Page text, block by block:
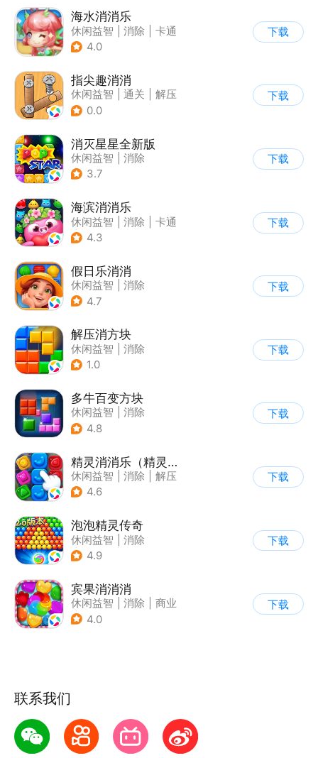
海水消消乐
休闲益智 消除
卡通
4.0
下载
指尖趣消消
休闲益智 通关
解压
0.0
下载
消灭星星全新版
休闲益智
消除
3.7
下载
海滨消消乐
休闲益智 消除
卡通
| 乐元素
4.3
下载
假日乐消消
休闲益智
消除
| 乐元素
4.7
下载
解压消方块
休闲益智
消除
1.0
下载
多牛百变方块
休闲益智
消除
| 多比特
4.8
下载
精灵消消乐（精灵版）
休闲益智 消除
解压
| 单机
4.6
下载
泡泡精灵传奇
休闲益智
消除
| 泡泡龙
4.9
下载
宾果消消消
休闲益智 消除
商业
| 宾果消消消
4.0
下载
联系我们